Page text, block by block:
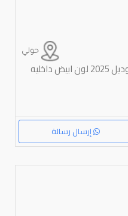
حولي
للبیع نیسان باترول تیربو تیتانیوم مودیل 2025 لون ابیض داخلیه
إرسال رسالة